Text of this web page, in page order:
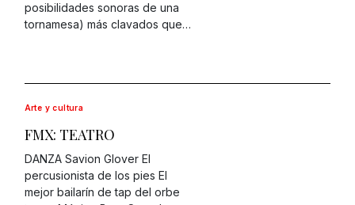
posibilidades sonoras de una
tornamesa) más clavados que…
Arte y cultura
FMX: TEATRO
DANZA Savion Glover El
percusionista de los pies El
mejor bailarín de tap del orbe